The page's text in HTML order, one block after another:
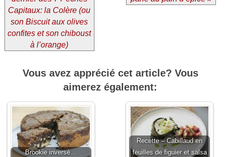
Capitaux: la Colère (ou
son Biscuit aux olives
confites et son chiboust
à l’orange)
Vous avez apprécié cet article? Vous
aimerez également:
Brookie inversé…
Recette – Cabillaud en
feuilles de figuier et salsa